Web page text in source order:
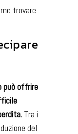
trovare
può offrire
Tra i
del